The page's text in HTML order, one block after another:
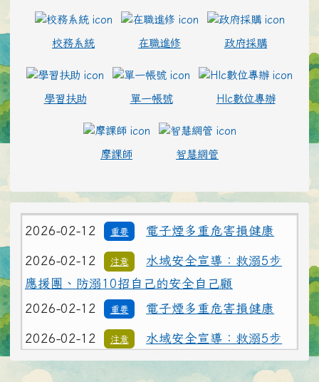
校務系統 在職進修 政府採購
學習扶助 單一帳號 Hlc數位專辦
摩課師 智慧網管
2026-02-12 電子煙多重危害損健康
應援團、防溺10招自己的安全自己顧
應援團、防溺10招自己的安全自己顧